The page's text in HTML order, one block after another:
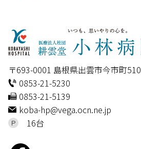
〒693-0001 島根県出雲市今市町510
0853-21-5230
0853-21-5139
koba-hp@vega.ocn.ne.jp
Ｐ 16台